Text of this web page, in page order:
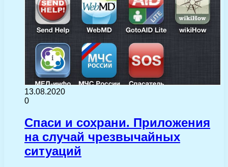
13.08.2020
0
Спаси и сохрани. Приложения
на случай чрезвычайных
ситуаций